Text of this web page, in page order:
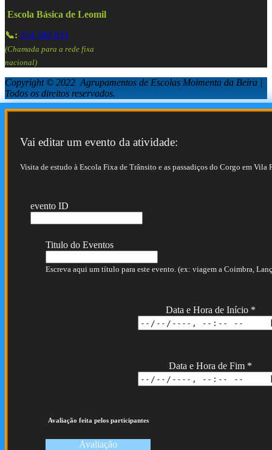
Escola Básica de Leomil
📞: 254 586 833
(Chamada para a rede fixa
nacional)
Copyright © 2022 Agrupamentos de Escolas Moimenta da Beira |
Todos os direitos reservados.
Vai editar um evento da atividade:
Visita de estudo à Escola Fixa de Trânsito e as passadiços do Corgo em Vila
evento ID
Titulo do Eventos
Escreva aqui um título para este evento. (ex: viagem a Coimbra,
Data e Hora de Início *
Data e Hora de Fim *
Avaliação feita pelos participantes
Avaliação